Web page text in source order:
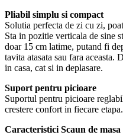
Pliabil simplu si compact
Solutia perfecta de zi cu zi,
Sta in pozitie verticala de sine
doar 15 cm latime, putand fi
tavita atasata sau fara aceasta.
in casa, cat si in deplasare.
Suport pentru picioare
Suportul pentru picioare
crestere confort in fiecare etapa.
Caracteristici Scaun de